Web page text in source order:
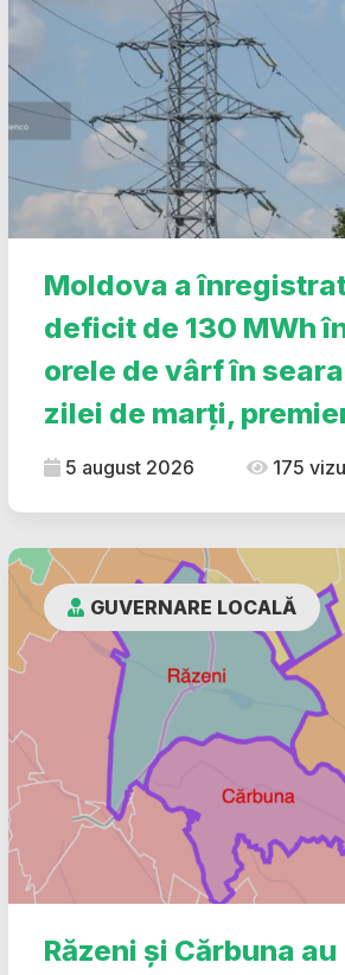
Moldova a
deficit de 130 MWh
orele de vârf în seara
zilei de marți,
5 august 2026 175
GUVERNARE LOCALĂ
Răzeni și Cărbuna au